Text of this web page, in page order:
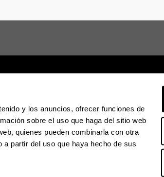
y los anuncios, ofrecer funciones de
sobre el uso que haga del sitio web
quienes pueden combinarla con otra
a partir del uso que haya hecho de sus
Información legal
EHU en TiktokLa EHU en BlueskyLa EHU en Facebook
La EHU enLa